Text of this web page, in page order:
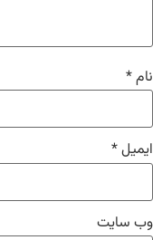
نام*
ایمیل*
وب‌ سایت